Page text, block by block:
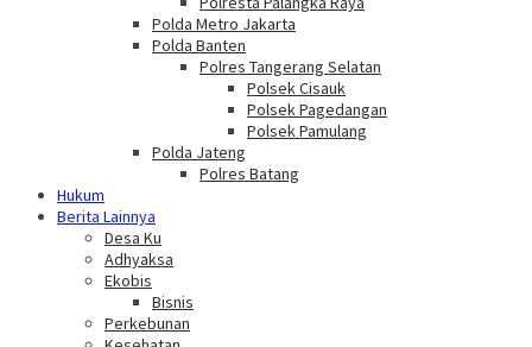
Polda Metro Jakarta
Polda Banten
Polres Tangerang Selatan
Polsek Cisauk
Polsek Pagedangan
Polsek Pamulang
Polda Jateng
Polres Batang
Hukum
Berita Lainnya
Desa Ku
Adhyaksa
Ekobis
Bisnis
Perkebunan